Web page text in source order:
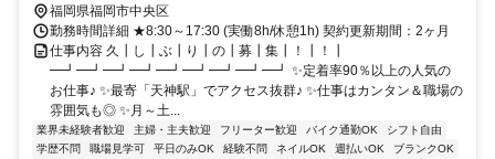
福岡県福岡市中央区
勤務時間詳細 ★8:30～17:30 (実働8h/休憩1h) 契約更新期間：2ヶ月
仕事内容 久┃し┃ぶ┃り┃の┃募┃集┃！┃！┃
━┛━┛━┛━┛━┛━┛━┛━┛━┛ ✨定着率90％以上の人気の
お仕事♪ ✨最寄「天神駅」でアクセス抜群♪ ✨仕事はカンタン＆職場の
雰囲気も◎ ✨月～土...
業界未経験者歓迎 主婦・主夫歓迎 フリーター歓迎 バイク通勤OK
シフト自由
学歴不問
職場見学可 平日のみOK 経験不問 ネイルOK 週払いOK
ブランクOK